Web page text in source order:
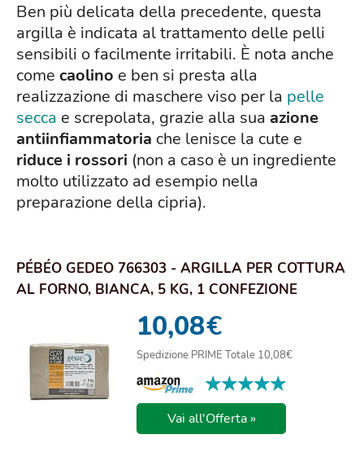
Ben più delicata della precedente, questa
argilla è indicata al trattamento delle pelli
sensibili o facilmente irritabili. È nota anche
come caolino e ben si presta alla
realizzazione di maschere viso per la pelle
secca e screpolata, grazie alla sua azione
antiinfiammatoria che lenisce la cute e
riduce i rossori (non a caso è un ingrediente
molto utilizzato ad esempio nella
preparazione della cipria).
PÉBÉO GEDEO 766303 - ARGILLA PER COTTURA
AL FORNO, BIANCA, 5 KG, 1 CONFEZIONE
10,08€
Spedizione PRIME Totale 10,08€
★★★★★
★★★★★
Vai all'Offerta »